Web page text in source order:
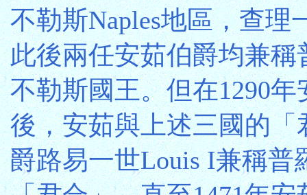
不勒斯Naples地區，查理
此後兩任安茹伯爵均兼
不勒斯國王。但在1290
後，安茹與上述三國的「
爵路易一世Louis I兼稱普